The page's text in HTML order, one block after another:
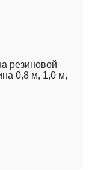
резиновой
0,8 м, 1,0 м,